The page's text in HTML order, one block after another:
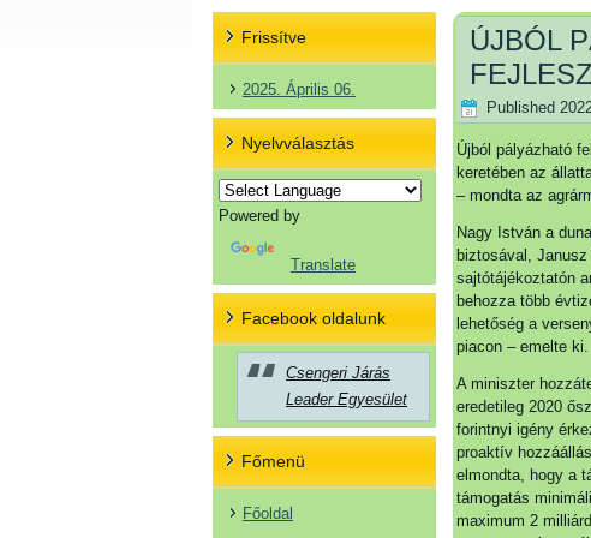
Frissítve
2025. Április 06.
Nyelvválasztás
Powered by
Translate
Facebook oldalunk
Csengeri Járás
Leader Egyesület
Főmenü
Főoldal
ÚJBÓL
Published
Újból pályázható
keretében az
– mondta az
Nagy István a
biztosával,
sajtótájékoztatón
behozza több
lehetőség a
piacon – emelte ki.
A miniszter
eredetileg 2020
forintnyi igény
proaktív
elmondta, hogy a
támogatás
maximum 2